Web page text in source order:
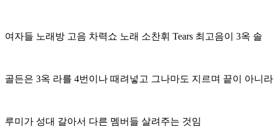
여자들 노래방 고음 차력쇼 노래 소찬휘 Tears 최고음이 3옥 솔
골든은 3옥 라를 4번이나 때려넣고 그나마도 지르며 끝이 아니라
루미가 성대 갈아서 다른 멤버들 살려주는 것임